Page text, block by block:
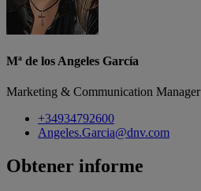
Mª de los Angeles García
Marketing & Communication Manager
+34934792600
Angeles.Garcia@dnv.com
Obtener informe